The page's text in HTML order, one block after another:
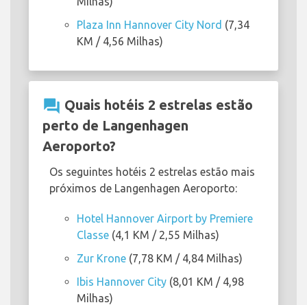
Plaza Inn Hannover City Nord (7,34
KM / 4,56 Milhas)
question_answer Quais hotéis 2 estrelas estão
perto de Langenhagen
Aeroporto?
Os seguintes hotéis 2 estrelas estão mais
próximos de Langenhagen Aeroporto:
Hotel Hannover Airport by Premiere
Classe (4,1 KM / 2,55 Milhas)
Zur Krone (7,78 KM / 4,84 Milhas)
Ibis Hannover City (8,01 KM / 4,98
Milhas)